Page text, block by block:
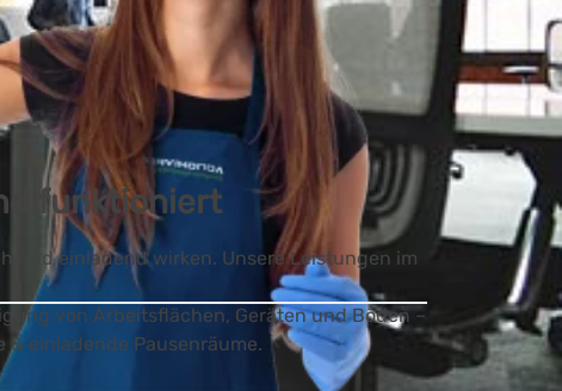
funktioniert
und einladend wirken. Unsere Leistungen im
von Arbeitsflächen, Geräten und Böden –
& einladende Pausenräume.